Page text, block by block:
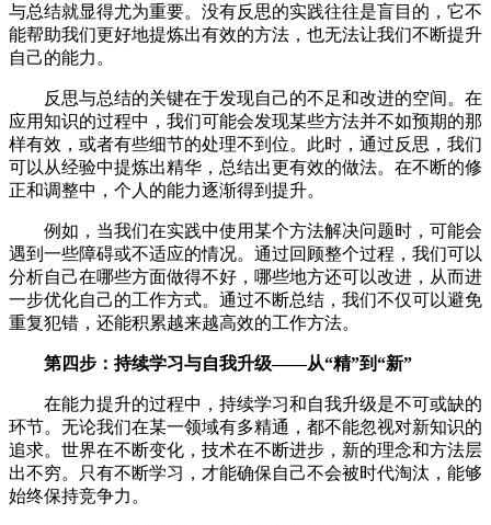
与总结就显得尤为重要。没有反思的实践往往是盲目的，它不
能帮助我们更好地提炼出有效的方法，也无法让我们不断提升
自己的能力。
反思与总结的关键在于发现自己的不足和改进的空间。在
应用知识的过程中，我们可能会发现某些方法并不如预期的那
样有效，或者有些细节的处理不到位。此时，通过反思，我们
可以从经验中提炼出精华，总结出更有效的做法。在不断的修
正和调整中，个人的能力逐渐得到提升。
例如，当我们在实践中使用某个方法解决问题时，可能会
遇到一些障碍或不适应的情况。通过回顾整个过程，我们可以
分析自己在哪些方面做得不好，哪些地方还可以改进，从而进
一步优化自己的工作方式。通过不断总结，我们不仅可以避免
重复犯错，还能积累越来越高效的工作方法。
第四步：持续学习与自我升级——从“精”到“新”
在能力提升的过程中，持续学习和自我升级是不可或缺的
环节。无论我们在某一领域有多精通，都不能忽视对新知识的
追求。世界在不断变化，技术在不断进步，新的理念和方法层
出不穷。只有不断学习，才能确保自己不会被时代淘汰，能够
始终保持竞争力。